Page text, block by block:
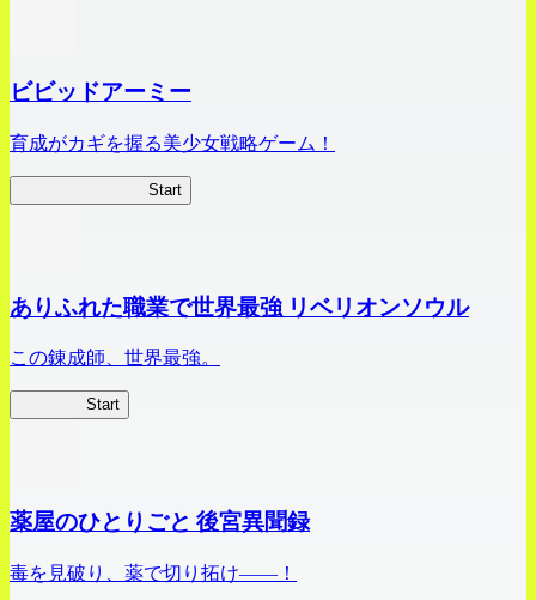
ビビッドアーミー
育成がカギを握る美少女戦略ゲーム！
Start
ありふれた職業で世界最強 リベリオンソウル
この錬成師、世界最強。
Start
薬屋のひとりごと 後宮異聞録
毒を見破り、薬で切り拓け――！